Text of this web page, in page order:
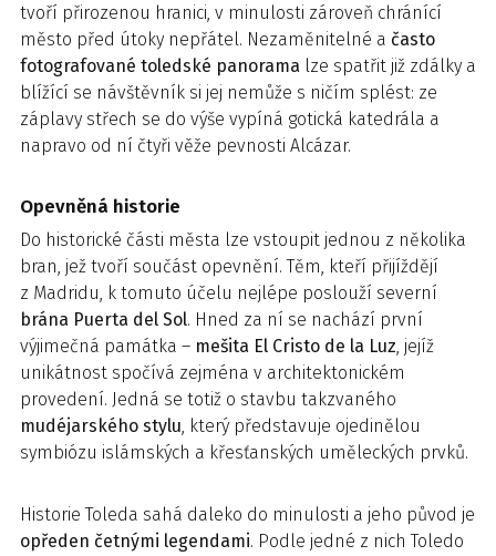
tvoří přirozenou hranici, v minulosti zároveň chránící
město před útoky nepřátel. Nezaměnitelné a často
fotografované toledské panorama lze spatřit již zdálky a
blížící se návštěvník si jej nemůže s ničím splést: ze
záplavy střech se do výše vypíná gotická katedrála a
napravo od ní čtyři věže pevnosti Alcázar.
Opevněná historie
Do historické části města lze vstoupit jednou z několika
bran, jež tvoří součást opevnění. Těm, kteří přijíždějí
z Madridu, k tomuto účelu nejlépe poslouží severní
brána Puerta del Sol. Hned za ní se nachází první
výjimečná památka – mešita El Cristo de la Luz, jejíž
unikátnost spočívá zejména v architektonickém
provedení. Jedná se totiž o stavbu takzvaného
mudéjarského stylu, který představuje ojedinělou
symbiózu islámských a křesťanských uměleckých prvků.
Historie Toleda sahá daleko do minulosti a jeho původ je
opředen četnými legendami. Podle jedné z nich Toledo